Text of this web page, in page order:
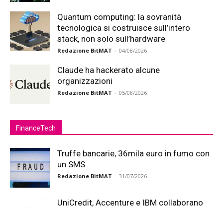
Quantum computing: la sovranità
tecnologica si costruisce sull’intero
stack, non solo sull’hardware
Redazione BitMAT - 04/08/2026
Claude ha hackerato alcune
organizzazioni
Redazione BitMAT - 05/08/2026
FinanceTech
Truffe bancarie, 36mila euro in fumo con
un SMS
Redazione BitMAT - 31/07/2026
UniCredit, Accenture e IBM collaborano